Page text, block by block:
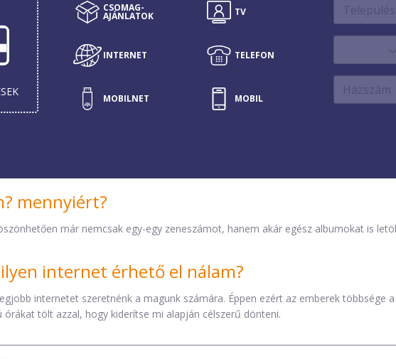
CSOMAG­
AJÁNLATOK
INTERNET
MOBILNET
TV
TELEFON
MOBIL
CSOMAG­
AJÁNLATOK
INTERNET
MOBILNET
MOBIL
ALKÖZPONT
FAX
mennyiért?
már nemcsak egy-egy zeneszámot, hanem akár egész albumokat is
internet érhető el nálam?
internetet szeretnénk a magunk számára. Éppen ezért az emberek többsége
tölt azzal, hogy kiderítse mi alapján célszerű dönteni.